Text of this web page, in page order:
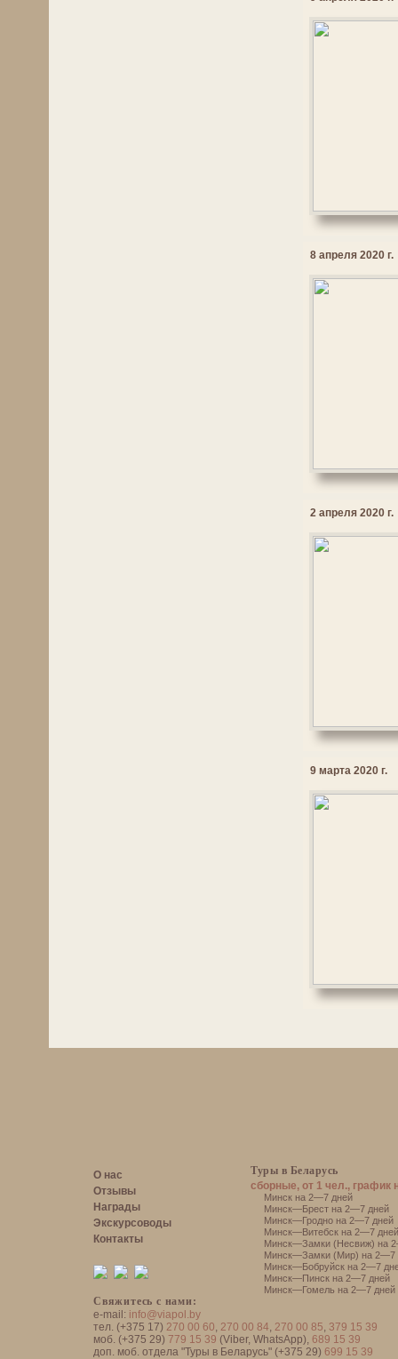
8 апреля 2020 г.
2 апреля 2020 г.
9 марта 2020 г.
О нас
Отзывы
Награды
Экскурсоводы
Контакты
Свяжитесь с нами:
e-mail: info@viapol.by
тел. (+375 17) 270 00 60, 270 00 84, 270 00 85, 379 15 39
моб. (+375 29) 779 15 39 (Viber, WhatsApp), 689 15 39
доп. моб. отдела "Туры в Беларусь" (+375 29) 699 15 39
Туры в Беларусь
сборные, от 1 чел., график
Минск на 2—7 дней
Минск—Брест на 2—7 дней
Минск—Гродно на 2—7 дней
Минск—Витебск на 2—7 дней
Минск—Замки (Несвиж) на
Минск—Замки (Мир) на 2—7
Минск—Бобруйск на 2—7
Минск—Пинск на 2—7 дней
Минск—Гомель на 2—7 дней